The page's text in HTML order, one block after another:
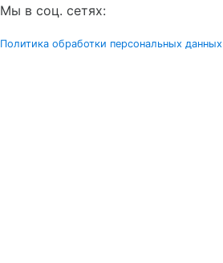
Мы в соц. сетях:
Политика обработки персональных данных